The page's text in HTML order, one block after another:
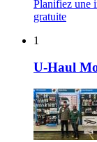
Planifiez une
gratuite
1
U-Haul